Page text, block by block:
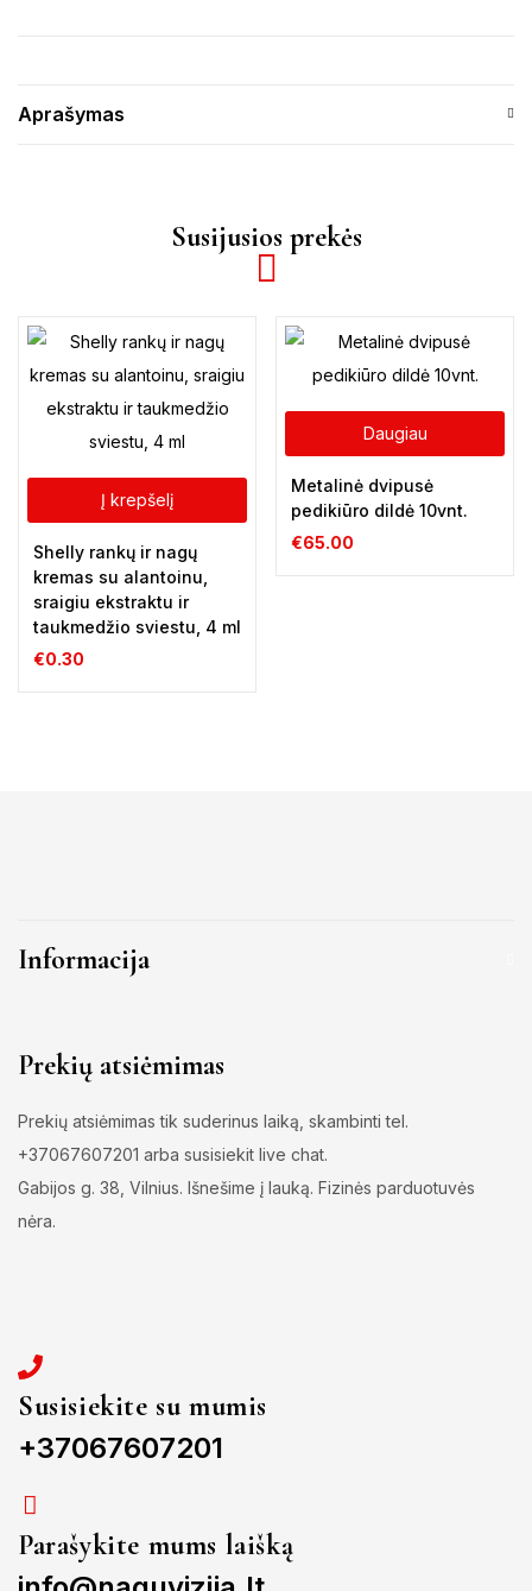
Aprašymas
Susijusios prekės
Į krepšelį
Shelly rankų ir nagų
kremas su alantoinu,
sraigiu ekstraktu ir
taukmedžio sviestu, 4 ml
€0.30
Daugiau
Metalinė dvipusė
pedikiūro dildė 10vnt.
€65.00
Informacija
Prekių atsiėmimas
Prekių atsiėmimas tik suderinus laiką, skambinti tel.
+37067607201 arba susisiekit live chat.
Gabijos g. 38, Vilnius. Išnešime į lauką. Fizinės parduotuvės
nėra.
Susisiekite su mumis
+37067607201
Parašykite mums laišką